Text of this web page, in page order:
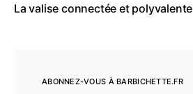
La valise connectée et polyvalente
ABONNEZ-VOUS À BARBICHETTE.FR